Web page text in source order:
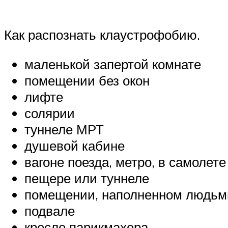
Как распознать клаустрофобию.
маленькой запертой комнате
помещении без окон
лифте
солярии
туннеле МРТ
душевой кабине
вагоне поезда, метро, в самолете
пещере или туннеле
помещении, наполненном
подвале